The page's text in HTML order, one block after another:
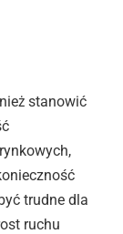
stanowić
trudne dla
ruchu